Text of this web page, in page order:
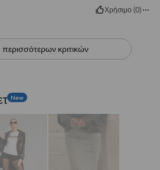
Χρήσιμο (0)
κριτικών
New